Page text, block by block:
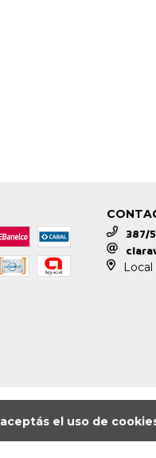
aceptás el uso de
387/
Local